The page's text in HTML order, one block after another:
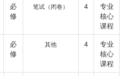
必
修
笔试（闭卷） 4
专业
核心
课程
必
修
其他 4
专业
核心
课程